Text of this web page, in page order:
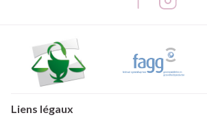
Liens légaux